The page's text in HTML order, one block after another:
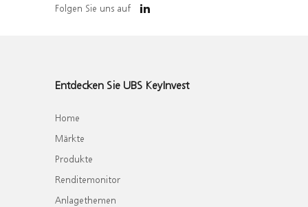
Folgen Sie uns auf
Entdecken Sie UBS KeyInvest
Home
Märkte
Produkte
Renditemonitor
Anlagethemen